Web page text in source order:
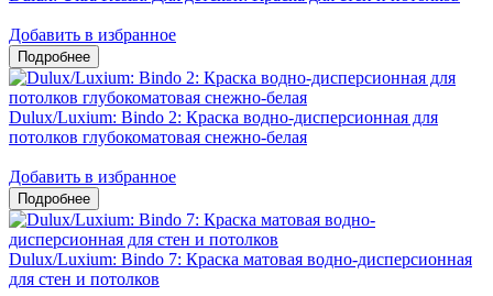
Добавить в избранное
Dulux/Luxium: Bindo 2: Краска водно-дисперсионная для
потолков глубокоматовая снежно-белая
Добавить в избранное
Dulux/Luxium: Bindo 7: Краска матовая водно-дисперсионная
для стен и потолков